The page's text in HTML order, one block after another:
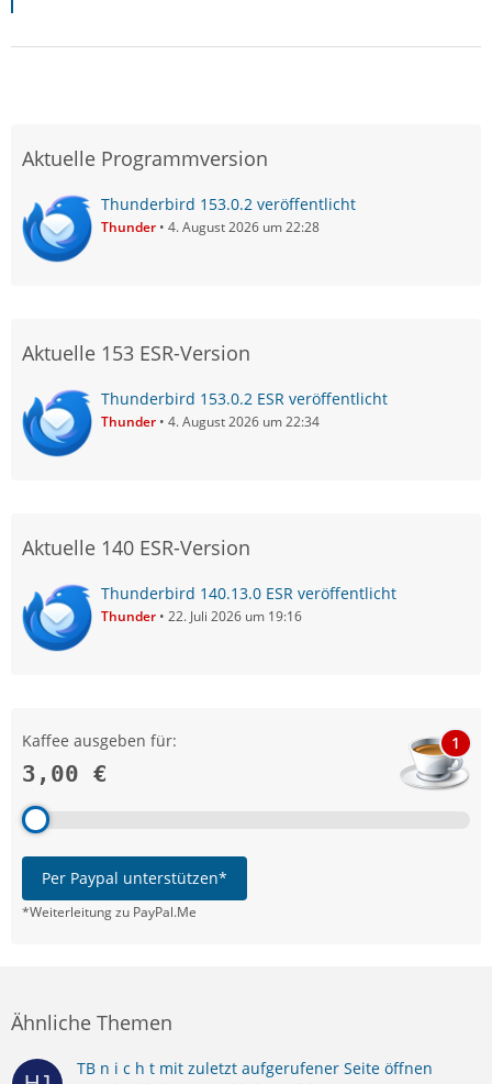
Aktuelle Programmversion
Thunderbird 153.0.2 veröffentlicht
Thunder 4. August 2026 um 22:28
Aktuelle 153 ESR-Version
Thunderbird 153.0.2 ESR veröffentlicht
Thunder 4. August 2026 um 22:34
Aktuelle 140 ESR-Version
Thunderbird 140.13.0 ESR veröffentlicht
Thunder 22. Juli 2026 um 19:16
Kaffee ausgeben für:
3,00 €
1
Per Paypal unterstützen*
*Weiterleitung zu PayPal.Me
Ähnliche Themen
TB n i c h t mit zuletzt aufgerufener Seite öffnen